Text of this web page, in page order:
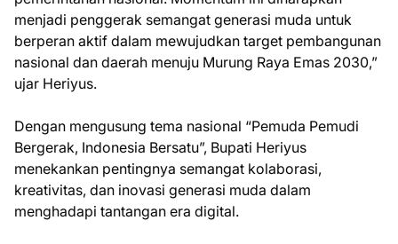
menjadi penggerak semangat generasi muda untuk
berperan aktif dalam mewujudkan target pembangunan
nasional dan daerah menuju Murung Raya Emas 2030,”
ujar Heriyus.
Dengan mengusung tema nasional “Pemuda Pemudi
Bergerak, Indonesia Bersatu”, Bupati Heriyus
menekankan pentingnya semangat kolaborasi,
kreativitas, dan inovasi generasi muda dalam
menghadapi tantangan era digital.